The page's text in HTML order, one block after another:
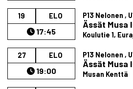
19 ELO
17:45
P13 Nelonen ,
Ässät Musa
Koulutie 1,
27 ELO
19:00
P13 Nelonen ,
Ässät Musa
Musan Kenttä